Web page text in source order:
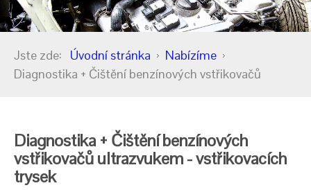
Jste zde: Úvodní stránka
Nabízíme
Diagnostika + Čištění benzínových vstřikovačů
Diagnostika + Čištění benzínových
vstřikovačů ultrazvukem - vstřikovacích
trysek